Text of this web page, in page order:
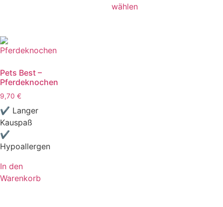
wählen
Pets Best –
Pferdeknochen
9,70 €
✔ Langer
Kauspaß
✔
Hypoallergen
In den
Warenkorb